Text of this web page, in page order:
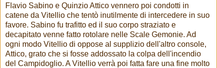
Flavio Sabino e Quinzio Attico vennero poi condotti in
catene da Vitellio che tentò inutilmente di intercedere in suo
favore. Sabino fu trafitto ed il suo corpo straziato e
decapitato venne fatto rotolare nelle Scale Gemonie. Ad
ogni modo Vitellio di oppose al supplizio dell'altro console,
Attico, grato che si fosse addossato la colpa dell'incendio
del Campidoglio. A Vitellio verrà poi fatta fare una fine molto